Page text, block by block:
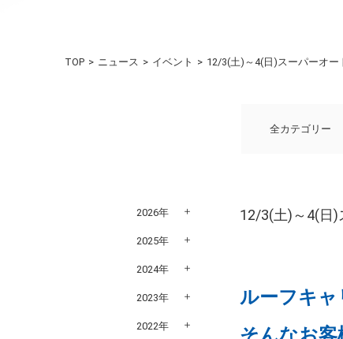
TOP ニュース イベント 12/3(土)～4(日)スーパーオー
全カテゴリー
12/3(土)～4(日)
ルーフキャ
2026年
2025年
2024年
2023年
2022年